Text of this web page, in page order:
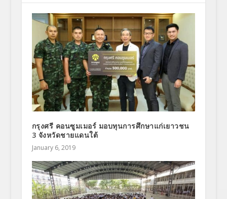
กรุงศรี คอนซูมเมอร์ มอบทุนการศึกษาแก่เยาวชน
3 จังหวัดชายแดนใต้
January 6, 2019